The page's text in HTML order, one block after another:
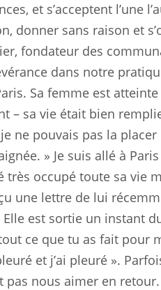
et s’acceptent l’une
donner sans raison et
fondateur des
dans notre
Sa femme est atteinte
– sa vie était bien
ne pouvais pas la
» Je suis allé à
occupé toute sa vie
une lettre de lui
est sortie un instant
ce que tu as fait pour
et j’ai pleuré ».
pas nous aimer en retour.